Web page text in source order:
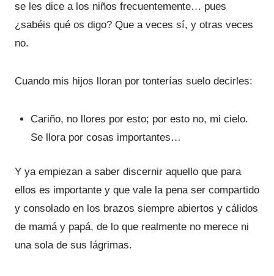
se les dice a los niños frecuentemente… pues
¿sabéis qué os digo? Que a veces sí, y otras veces
no.
Cuando mis hijos lloran por tonterías suelo decirles:
Cariño, no llores por esto; por esto no, mi cielo.
Se llora por cosas importantes…
Y ya empiezan a saber discernir aquello que para
ellos es importante y que vale la pena ser compartido
y consolado en los brazos siempre abiertos y cálidos
de mamá y papá, de lo que realmente no merece ni
una sola de sus lágrimas.